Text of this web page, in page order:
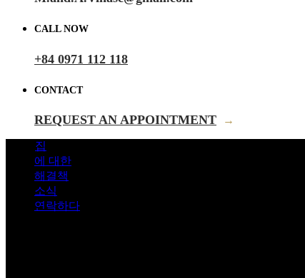
CALL NOW
+84 0971 112 118
CONTACT
REQUEST AN APPOINTMENT →
집
에 대한
해결책
소식
연락하다